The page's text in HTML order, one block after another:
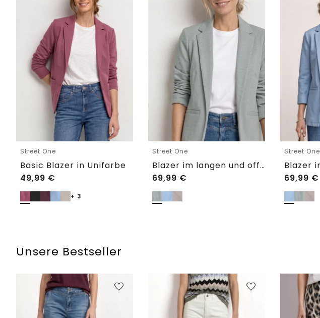
Street One
Basic Blazer in Unifarbe
49,99 €
+ 3
Street One
Blazer im langen und offenen Schnitt
69,99 €
Street One
69,99 €
Unsere Bestseller